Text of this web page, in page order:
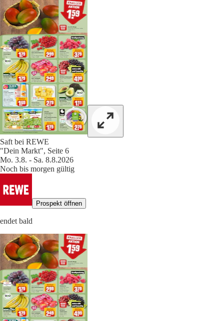
Saft bei REWE
"Dein Markt", Seite 6
Mo. 3.8. - Sa. 8.8.2026
Noch bis morgen gültig
Prospekt öffnen
endet bald